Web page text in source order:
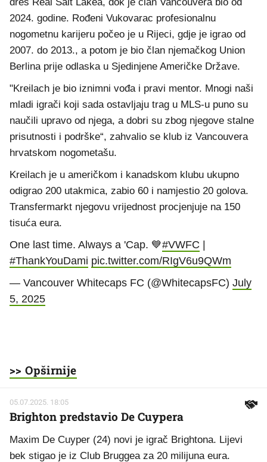
2024. godine. Rođeni Vukovarac profesionalnu
nogometnu karijeru počeo je u Rijeci, gdje je igrao od
2007. do 2013., a potom je bio član njemačkog Union
Berlina prije odlaska u Sjedinjene Američke Države.
"Kreilach je bio iznimni vođa i pravi mentor. Mnogi naši
mladi igrači koji sada ostavljaju trag u MLS-u puno su
naučili upravo od njega, a dobri su zbog njegove stalne
prisutnosti i podrške“, zahvalio se klub iz Vancouvera
hrvatskom nogometašu.
Kreilach je u američkom i kanadskom klubu ukupno
odigrao 200 utakmica, zabio 60 i namjestio 20 golova.
Transfermarkt njegovu vrijednost procjenjuje na 150
tisuća eura.
One last time. Always a 'Cap. 💙#VWFC
#ThankYouDami pic.twitter.com/RIgV6u9QWm
— Vancouver Whitecaps FC (@WhitecapsFC) July
5, 2025
>> Opširnije
05.07.2025. 18:05
Brighton predstavio De Cuypera
Maxim De Cuyper (24) novi je igrač Brightona. Lijevi
bek stigao je iz Club Bruggea za 20 milijuna eura.